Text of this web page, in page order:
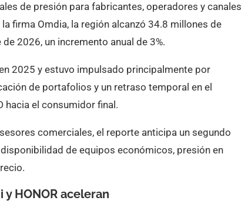
de presión para fabricantes, operadores y canales
firma Omdia, la región alcanzó 34.8 millones de
2026, un incremento anual de 3%.
2025 y estuvo impulsado principalmente por
de portafolios y un retraso temporal en el
hacia el consumidor final.
comerciales, el reporte anticipa un segundo
de equipos económicos, presión en
HONOR aceleran